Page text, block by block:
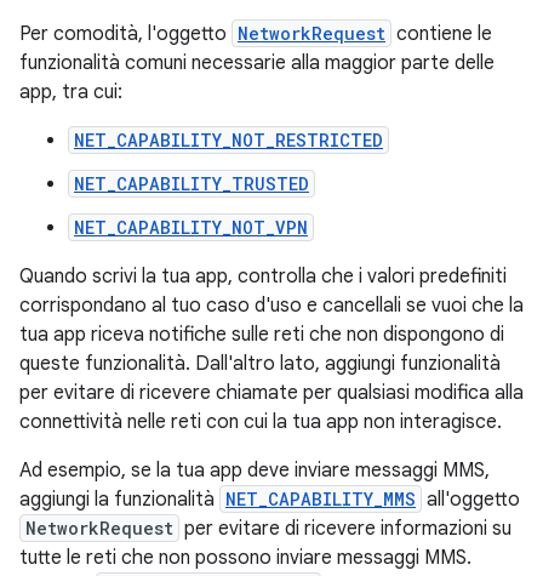
Per comodità, l'oggetto NetworkRequest contiene le
funzionalità comuni necessarie alla maggior parte delle
app, tra cui:
NET_CAPABILITY_NOT_RESTRICTED
NET_CAPABILITY_TRUSTED
NET_CAPABILITY_NOT_VPN
Quando scrivi la tua app, controlla che i valori predefiniti
corrispondano al tuo caso d'uso e cancellali se vuoi che la
tua app riceva notifiche sulle reti che non dispongono di
queste funzionalità. Dall'altro lato, aggiungi funzionalità
per evitare di ricevere chiamate per qualsiasi modifica alla
connettività nelle reti con cui la tua app non interagisce.
Ad esempio, se la tua app deve inviare messaggi MMS,
aggiungi la funzionalità NET_CAPABILITY_MMS all'oggetto
NetworkRequest per evitare di ricevere informazioni su
tutte le reti che non possono inviare messaggi MMS.